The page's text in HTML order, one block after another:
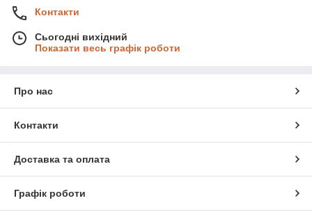
Контакти
Сьогодні вихідний
Показати весь графік роботи
Про нас
Контакти
Доставка та оплата
Графік роботи